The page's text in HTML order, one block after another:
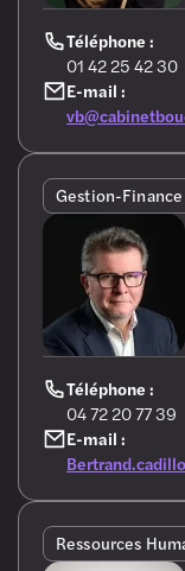
Téléphone :
01 42 25 42 30
E-mail :
Gestion-
Téléphone :
04 72 20 77 39
E-mail :
Ressources